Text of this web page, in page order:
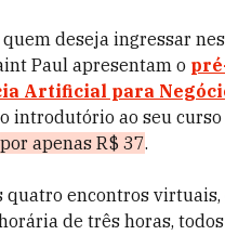
deseja ingressar
Paul apresentam o
Artificial para
introdutório ao seu curso
por apenas R$ 37.
quatro encontros
de três horas,